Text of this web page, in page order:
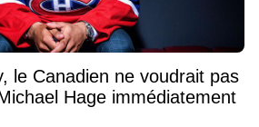
le Canadien ne voudrait pas
Hage immédiatement